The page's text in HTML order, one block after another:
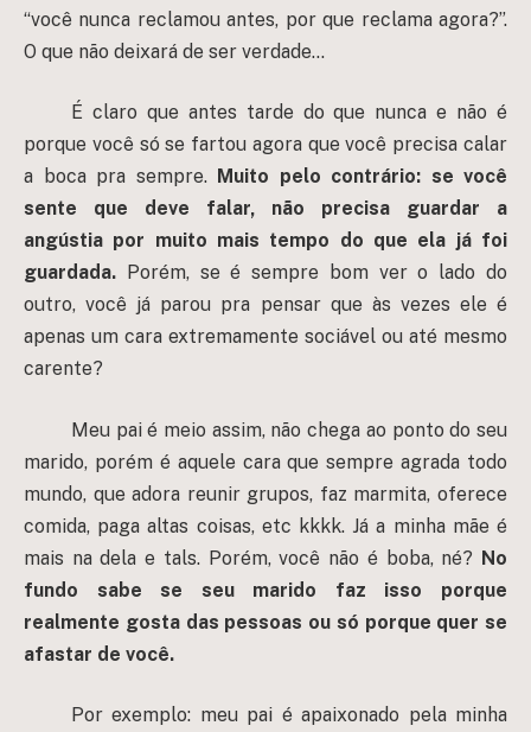
“você nunca reclamou antes, por que reclama agora?”.
O que não deixará de ser verdade…
É claro que antes tarde do que nunca e não é
porque você só se fartou agora que você precisa calar
a boca pra sempre. Muito pelo contrário: se você
sente que deve falar, não precisa guardar a
angústia por muito mais tempo do que ela já foi
guardada. Porém, se é sempre bom ver o lado do
outro, você já parou pra pensar que às vezes ele é
apenas um cara extremamente sociável ou até mesmo
carente?
Meu pai é meio assim, não chega ao ponto do seu
marido, porém é aquele cara que sempre agrada todo
mundo, que adora reunir grupos, faz marmita, oferece
comida, paga altas coisas, etc kkkk. Já a minha mãe é
mais na dela e tals. Porém, você não é boba, né? No
fundo sabe se seu marido faz isso porque
realmente gosta das pessoas ou só porque quer se
afastar de você.
Por exemplo: meu pai é apaixonado pela minha